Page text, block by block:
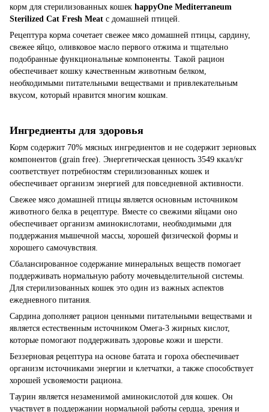
корм для стерилизованных кошек happyOne Mediterraneum
Sterilized Cat Fresh Meat с домашней птицей.
Рецептура корма сочетает свежее мясо домашней птицы, сардину,
свежее яйцо, оливковое масло первого отжима и тщательно
подобранные функциональные компоненты. Такой рацион
обеспечивает кошку качественным животным белком,
необходимыми питательными веществами и привлекательным
вкусом, который нравится многим кошкам.
Ингредиенты для здоровья
Корм содержит 70% мясных ингредиентов и не содержит зерновых
компонентов (grain free). Энергетическая ценность 3549 ккал/кг
соответствует потребностям стерилизованных кошек и
обеспечивает организм энергией для повседневной активности.
Свежее мясо домашней птицы является основным источником
животного белка в рецептуре. Вместе со свежими яйцами оно
обеспечивает организм аминокислотами, необходимыми для
поддержания мышечной массы, хорошей физической формы и
хорошего самочувствия.
Сбалансированное содержание минеральных веществ помогает
поддерживать нормальную работу мочевыделительной системы.
Для стерилизованных кошек это один из важных аспектов
ежедневного питания.
Сардина дополняет рацион ценными питательными веществами и
является естественным источником Омега-3 жирных кислот,
которые помогают поддерживать здоровье кожи и шерсти.
Беззерновая рецептура на основе батата и гороха обеспечивает
организм источниками энергии и клетчатки, а также способствует
хорошей усвояемости рациона.
Таурин является незаменимой аминокислотой для кошек. Он
участвует в поддержании нормальной работы сердца, зрения и